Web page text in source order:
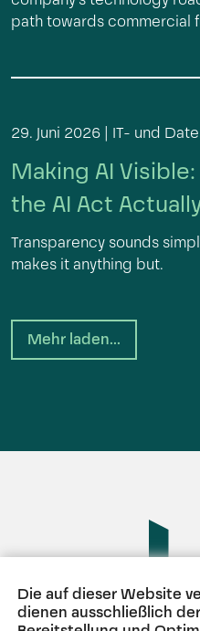
path towards commercial
29. Juni 2026 | IT- und
Making AI
the AI Act
Transparency sounds
makes it anything but.
Mehr laden...
Die auf dieser Website
dienen ausschließlich